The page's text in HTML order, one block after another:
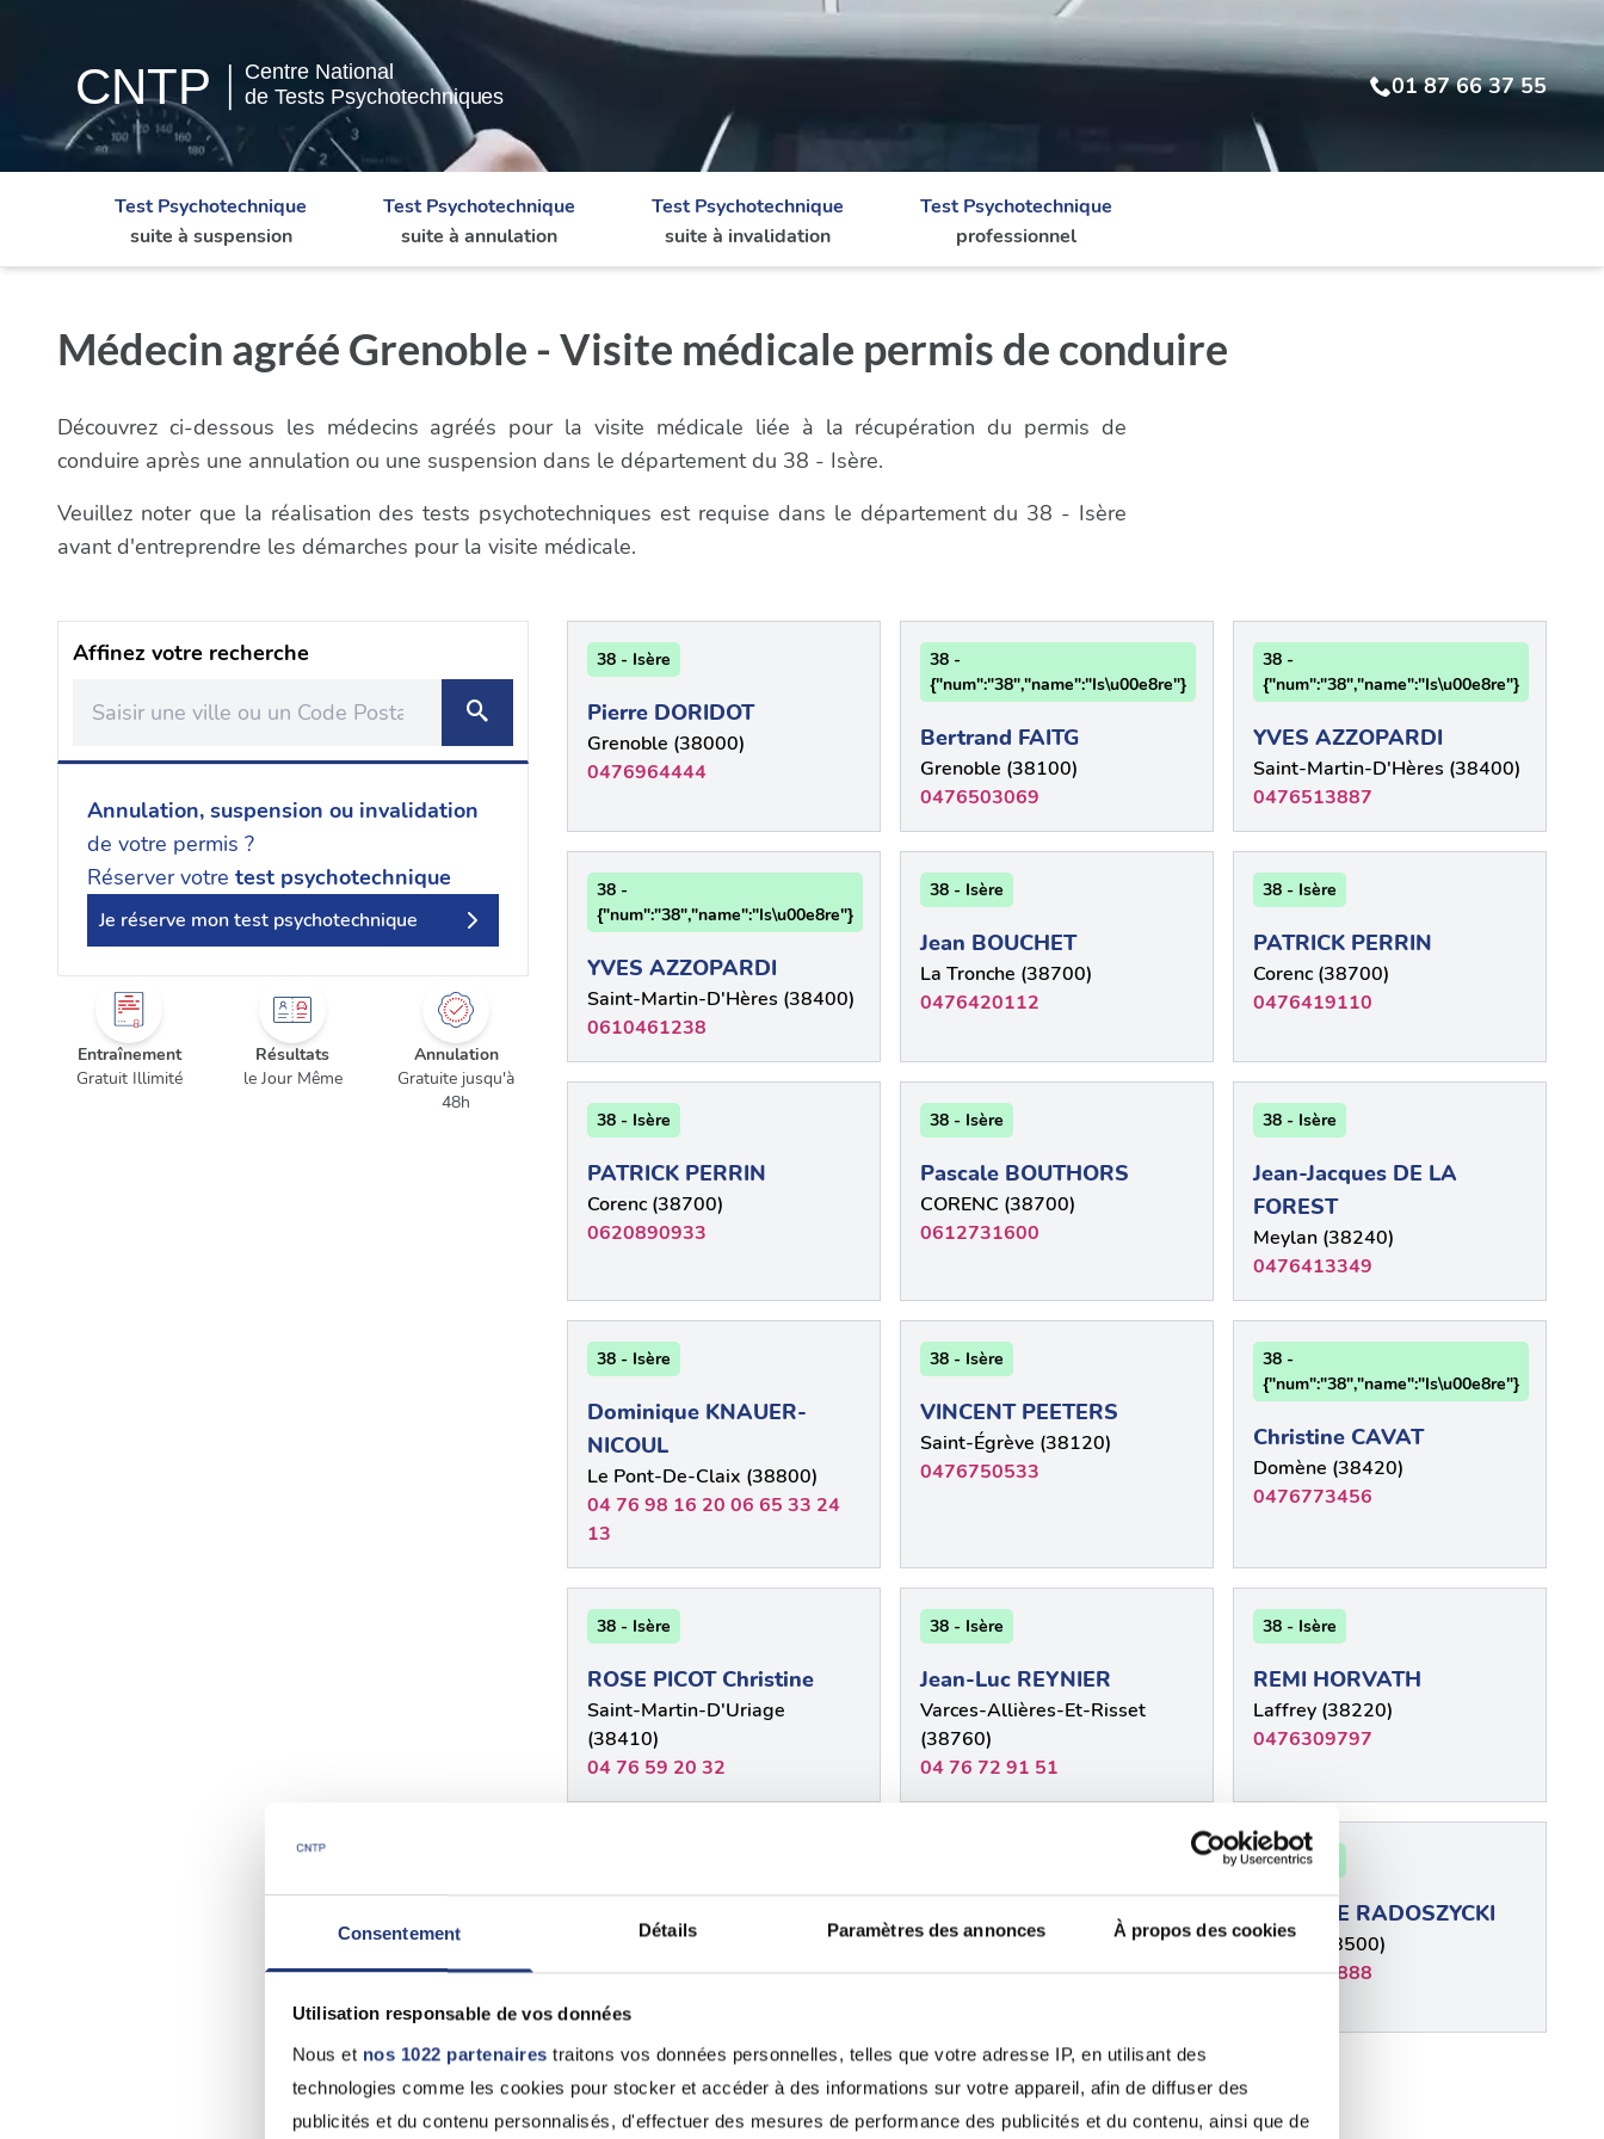
Consentement Détails Paramètres des annonces À propos des cookies
Utilisation responsable de vos données
Nous et nos 1022 partenaires traitons vos données personnelles, telles que votre adresse IP, en utilisant des
technologies comme les cookies pour stocker et accéder à des informations sur votre appareil, afin de diffuser des
publicités et du contenu personnalisés, d'effectuer des mesures de performance des publicités et du contenu, ainsi que de
01 87 66 37 55
Test Psychotechnique
suite à suspension
Test Psychotechnique
suite à annulation
Test Psychotechnique
suite à invalidation
Test Psychotechnique
professionnel
Médecin agréé Grenoble - Visite médicale permis de conduire
Découvrez ci-dessous les médecins agréés pour la visite médicale liée à la récupération du permis de
conduire après une annulation ou une suspension dans le département du 38 - Isère.
Veuillez noter que la réalisation des tests psychotechniques est requise dans le département du 38 - Isère
avant d'entreprendre les démarches pour la visite médicale.
Affinez votre recherche
Annulation, suspension ou invalidation
de votre permis ?
Réserver votre test psychotechnique
Je réserve mon test psychotechnique
Entraînement
Gratuit Illimité
Résultats
le Jour Même
Annulation
Gratuite jusqu'à
48h
38 - Isère
Pierre DORIDOT
Grenoble (38000)
0476964444
38 -
{"num":"38","name":"Is\u00e8re"}
Bertrand FAITG
Grenoble (38100)
0476503069
38 -
{"num":"38","name":"Is\u00e8re"}
YVES AZZOPARDI
Saint-Martin-D'Hères (38400)
0476513887
38 -
{"num":"38","name":"Is\u00e8re"}
YVES AZZOPARDI
Saint-Martin-D'Hères (38400)
0610461238
38 - Isère
Jean BOUCHET
La Tronche (38700)
0476420112
38 - Isère
PATRICK PERRIN
Corenc (38700)
0476419110
38 - Isère
PATRICK PERRIN
Corenc (38700)
0620890933
38 - Isère
Pascale BOUTHORS
CORENC (38700)
0612731600
38 - Isère
Jean-Jacques DE LA
FOREST
Meylan (38240)
0476413349
38 - Isère
Dominique KNAUER-
NICOUL
Le Pont-De-Claix (38800)
04 76 98 16 20 06 65 33 24
13
38 - Isère
VINCENT PEETERS
Saint-Égrève (38120)
0476750533
38 -
{"num":"38","name":"Is\u00e8re"}
Christine CAVAT
Domène (38420)
0476773456
38 - Isère
ROSE PICOT Christine
Saint-Martin-D'Uriage
(38410)
04 76 59 20 32
38 - Isère
Jean-Luc REYNIER
Varces-Allières-Et-Risset
(38760)
04 76 72 91 51
38 - Isère
REMI HORVATH
Laffrey (38220)
0476309797
Béranqère BOUCHERLE
Coublevie (38500)
PIERRE BANDOLIN
Voiron (38500)
0476053626
38 - Isère
PHILIPPE RADOSZYCKI
Voiron (38500)
0479688888
Voir plus